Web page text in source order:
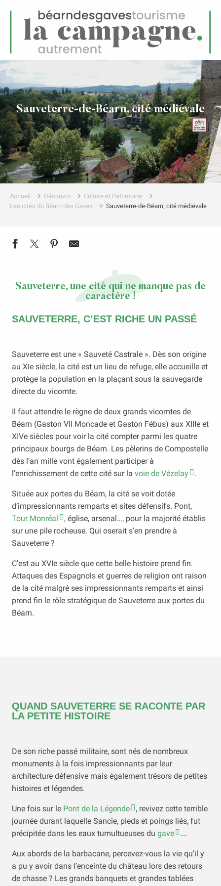
Menu
Sauveterre-de-Béarn, cité médiévale
Accueil Découvrir
Culture et Patrimoine
Les cités du Béarn des Gaves
Sauveterre-de-Béarn, cité médiévale
Sauveterre, une cité qui ne manque pas de
caractère !
SAUVETERRE, C’EST RICHE UN PASSÉ
Sauveterre est une « Sauveté Castrale ». Dès son origine
au XIe siècle, la cité est un lieu de refuge, elle accueille et
protège la population en la plaçant sous la sauvegarde
directe du vicomte.
Il faut attendre le règne de deux grands vicomtes de
Béarn (Gaston VII Moncade et Gaston Fébus) aux XIIIe et
XIVe siècles pour voir la cité compter parmi les quatre
principaux bourgs de Béarn. Les pèlerins de Compostelle
dès l’an mille vont également participer à
l’enrichissement de cette cité sur la voie de Vézelay .
Située aux portes du Béarn, la cité se voit dotée
d’impressionnants remparts et sites défensifs. Pont,
Tour Monréal
, église, arsenal…, pour la majorité établis
sur une pile rocheuse. Qui oserait s’en prendre à
Sauveterre ?
C’est au XVIe siècle que cette belle histoire prend fin.
Attaques des Espagnols et guerres de religion ont raison
de la cité malgré ses impressionnants remparts et ainsi
prend fin le rôle stratégique de Sauveterre aux portes du
Béarn.
QUAND SAUVETERRE SE RACONTE PAR
LA PETITE HISTOIRE
De son riche passé militaire, sont nés de nombreux
monuments à la fois impressionnants par leur
architecture défensive mais également trésors de petites
histoires et légendes.
Une fois sur le Pont de la Légende
, revivez cette terrible
journée durant laquelle Sancie, pieds et poings liés, fut
précipitée dans les eaux tumultueuses du gave ….
Aux abords de la barbacane, percevez-vous la vie qu’il y
a pu y avoir dans l’enceinte du château lors des retours
de chasse ? Les grands banquets et grandes tablées